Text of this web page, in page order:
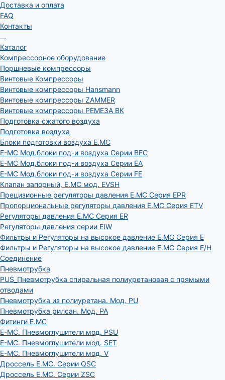
Доставка и оплата
FAQ
Контакты
...
Каталог
Компрессорное оборудование
Поршневые компрессоры
Винтовые Компрессоры
Винтовые компрессоры Hansmann
Винтовые компрессоры ZAMMER
Винтовые компрессоры РЕМЕЗА ВК
Подготовка сжатого воздуха
Подготовка воздуха
Блоки подготовки воздуха E.MC
E-MC Мод.блоки под-и воздуха Серии BEC
E-MC Мод.блоки под-и воздуха Серии EA
E-MC Мод.блоки под-и воздуха Серии FE
Клапан запорный, E.MC мод. EVSH
Прецизионные регуляторы давления E.MC Серия EPR
Пропорциональные регуляторы давления E.MC Серия ETV
Регуляторы давления E.MC Серия ER
Регуляторы давления серии EIW
Фильтры и Регуляторы на высокое давление E.MC Серия E
Фильтры и Регуляторы на высокое давление E.MC Серия E/H
Соединение
Пневмотрубка
PUS_Пневмотрубка спиральная полиуретановая с прямыми
отводами
Пневмотрубка из полиуретана. Мод. РU
Пневмотрубка рилсан. Мод. PA
Фитинги E.MC
E-MC. Пневмоглушители мод. PSU
E-MC. Пневмоглушители мод. SET
E-MC. Пневмоглушители мод. V
Дроссель E.MC. Серии QSC
Дроссель E.MC. Серии ZSC